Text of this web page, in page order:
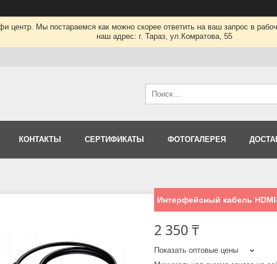
центр. Мы постараемся как можно скорее ответить на ваш запрос в
наш адрес: г. Тараз, ул.Комратова, 55
КОНТАКТЫ СЕРТИФИКАТЫ ФОТОГАЛЕРЕЯ
Интерфейсный кабель
2 350 ₸
Показать оптовые цены